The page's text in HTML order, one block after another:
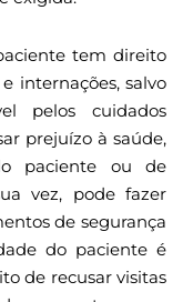
tem direito
internações, salvo
pelos cuidados
prejuízo à saúde,
paciente ou de
vez, pode fazer
de segurança
do paciente é
de recusar visitas